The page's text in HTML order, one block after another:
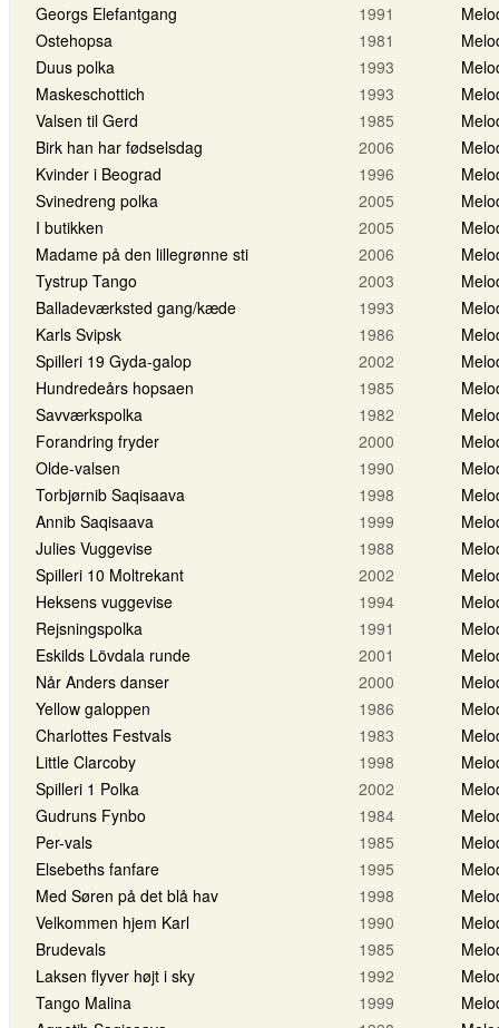
Georgs Elefantgang
1991
Ostehopsa
1981
Duus polka
1993
Maskeschottich
1993
Valsen til Gerd
1985
Birk han har fødselsdag
2006
Kvinder i Beograd
1996
Svinedreng polka
2005
I butikken
2005
Madame på den lillegrønne sti
2006
Tystrup Tango
2003
Balladeværksted gang/kæde
1993
Karls Svipsk
1986
Spilleri 19 Gyda-galop
2002
Hundredeårs hopsaen
1985
Savværkspolka
1982
Forandring fryder
2000
Olde-valsen
1990
Torbjørnib Saqisaava
1998
Annib Saqisaava
1999
Julies Vuggevise
1988
Spilleri 10 Moltrekant
2002
Heksens vuggevise
1994
Rejsningspolka
1991
Eskilds Lövdala runde
2001
Når Anders danser
2000
Yellow galoppen
1986
Charlottes Festvals
1983
Little Clarcoby
1998
Spilleri 1 Polka
2002
Gudruns Fynbo
1984
Per-vals
1985
Elsebeths fanfare
1995
Med Søren på det blå hav
1998
Velkommen hjem Karl
1990
Brudevals
1985
Laksen flyver højt i sky
1992
Tango Malina
1999